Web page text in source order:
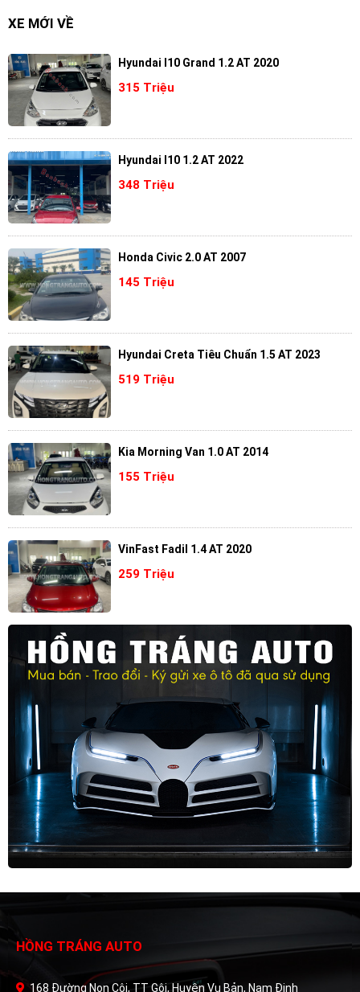
XE MỚI VỀ
Hyundai I10 Grand 1.2 AT 2020
315 Triệu
Hyundai I10 1.2 AT 2022
348 Triệu
Honda Civic 2.0 AT 2007
145 Triệu
Hyundai Creta Tiêu Chuẩn 1.5 AT 2023
519 Triệu
Kia Morning Van 1.0 AT 2014
155 Triệu
VinFast Fadil 1.4 AT 2020
259 Triệu
HỒNG TRÁNG AUTO
168 Đường Non Côi, TT Gôi, Huyện Vụ Bản, Nam Định